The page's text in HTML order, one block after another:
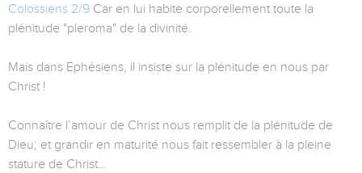
Colossiens 2/9 Car en lui habite corporellement toute la
plénitude "pleroma" de la divinité.
Mais dans Ephésiens, il insiste sur la plénitude en nous par
Christ !
Connaître l’amour de Christ nous remplit de la plénitude de
Dieu; et grandir en maturité nous fait ressembler à la pleine
stature de Christ…